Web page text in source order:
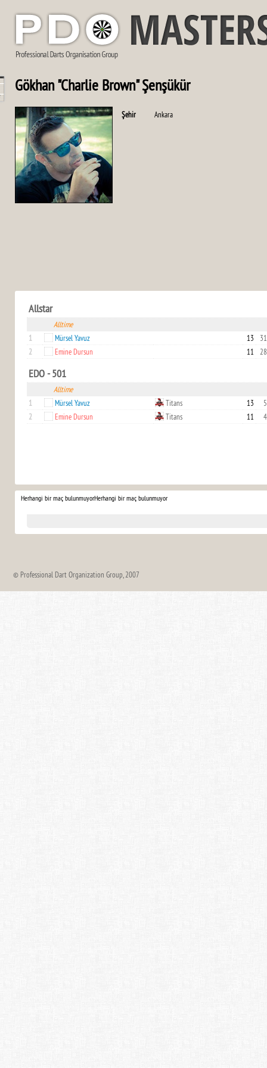
Gökhan "Charlie Brown" Şenşükür
Şehir Ankara
Allstar
Alltime
1
Mürsel Yavuz 13
2
Emine Dursun 11
EDO - 501
Alltime
1
Mürsel Yavuz Titans 13
2
Emine Dursun Titans 11
Herhangi bir maç bulunmuyorHerhangi bir maç bulunmuyor
© Professional Dart Organization Group, 2007